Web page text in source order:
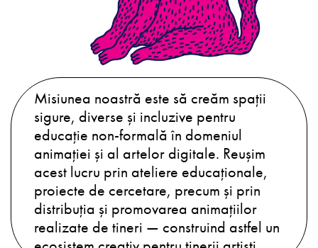
Misiunea noastră este să creăm spații
sigure, diverse și incluzive pentru
educație non-formală în domeniul
animației și al artelor digitale. Reușim
acest lucru prin ateliere educaționale,
proiecte de cercetare, precum și prin
distribuția și promovarea animațiilor
realizate de tineri — construind astfel un